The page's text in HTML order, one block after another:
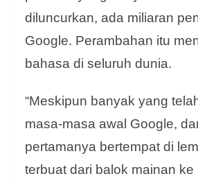
diluncurkan, ada miliaran
Google. Perambahan itu
bahasa di seluruh dunia.
“Meskipun banyak yang
masa-masa awal Google,
pertamanya bertempat di
terbuat dari balok mainan ke